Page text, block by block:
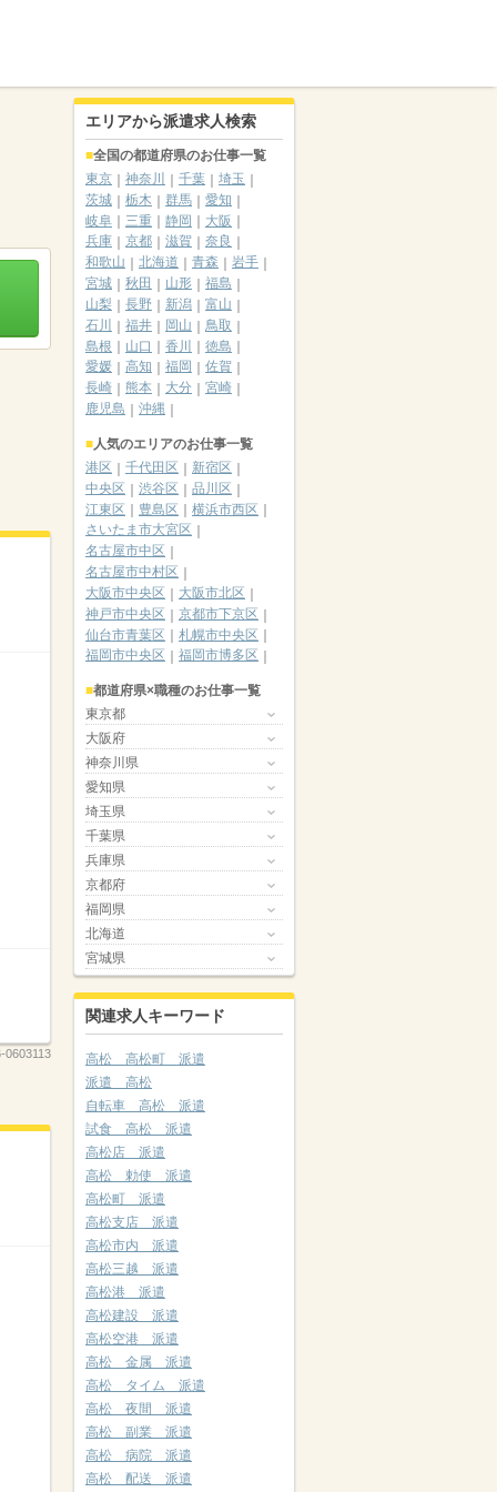
0603113
エリアから派遣求人検索
全国の都道府県のお仕事一覧
東京
神奈川 千葉
埼玉
茨城
栃木 群馬
愛知
岐阜
三重 静岡
大阪
兵庫
京都 滋賀
奈良
和歌山
北海道 青森
岩手
宮城
秋田 山形
福島
山梨
長野 新潟
富山
石川
福井 岡山
鳥取
島根
山口 香川
徳島
愛媛
高知 福岡
佐賀
長崎
熊本 大分
宮崎
鹿児島
沖縄
人気のエリアのお仕事一覧
港区
千代田区
新宿区
中央区
渋谷区
品川区
江東区
豊島区
横浜市西区
さいたま市大宮区
名古屋市中区
名古屋市中村区
大阪市中央区
大阪市北区
神戸市中央区
京都市下京区
仙台市青葉区
札幌市中央区
福岡市中央区
福岡市博多区
都道府県×職種のお仕事一覧
東京都
大阪府
神奈川県
愛知県
埼玉県
千葉県
兵庫県
京都府
福岡県
北海道
宮城県
関連求人キーワード
高松 高松町 派遣
派遣 高松
自転車 高松 派遣
試食 高松 派遣
高松店 派遣
高松 勅使 派遣
高松町 派遣
高松支店 派遣
高松市内 派遣
高松三越 派遣
高松港 派遣
高松建設 派遣
高松空港 派遣
高松 金属 派遣
高松 タイム 派遣
高松 夜間 派遣
高松 副業 派遣
高松 病院 派遣
高松 配送 派遣